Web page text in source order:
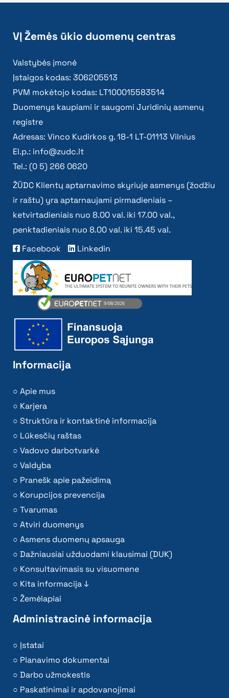
VĮ Žemės ūkio duomenų centras
Valstybės įmonė
Įstaigos kodas: 306205513
PVM mokėtojo kodas: LT100015583514
Duomenys kaupiami ir saugomi Juridinių asmenų
registre
Adresas: Vinco Kudirkos g. 18-1 LT-01113 Vilnius
El.p.: info@zudc.lt
Tel.: (0 5) 266 0620
ŽŪDC Klientų aptarnavimo skyriuje asmenys (žodžiu
ir raštu) yra aptarnaujami pirmadieniais –
ketvirtadieniais nuo 8.00 val. iki 17.00 val.,
penktadieniais nuo 8.00 val. iki 15.45 val.
Facebook
Linkedin
Informacija
Apie mus
Karjera
Struktūra ir kontaktinė informacija
Lūkesčių raštas
Vadovo darbotvarkė
Valdyba
Pranešk apie pažeidimą
Korupcijos prevencija
Tvarumas
Atviri duomenys
Asmens duomenų apsauga
Dažniausiai užduodami klausimai (DUK)
Konsultavimasis su visuomene
Kita informacija ↓
Žemėlapiai
Administracinė informacija
Įstatai
Planavimo dokumentai
Darbo užmokestis
Paskatinimai ir apdovanojimai